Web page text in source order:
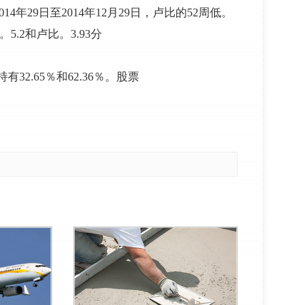
年29日至2014年12月29日，卢比的52周低。
5.2和卢比。3.93分
32.65％和62.36％。股票